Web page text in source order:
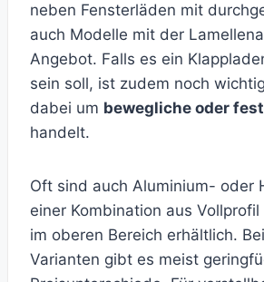
neben Fensterläden mit
auch Modelle mit der
Angebot. Falls es ein
sein soll, ist zudem noch
dabei um bewegliche oder
handelt.
Oft sind auch Aluminium- oder
einer Kombination aus
im oberen Bereich erhältlich.
Varianten gibt es meist